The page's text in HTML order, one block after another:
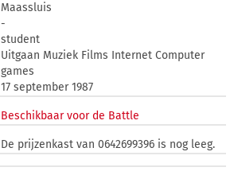
Maassluis
-
student
Uitgaan Muziek Films Internet Computer
games
17 september 1987
Beschikbaar voor de Battle
De prijzenkast van 0642699396 is nog leeg.